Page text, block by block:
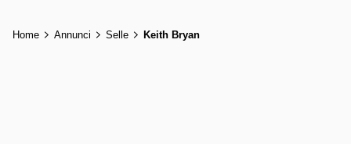
Home Annunci Selle Keith Bryan